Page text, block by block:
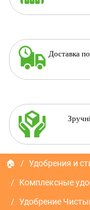
Доставка
Зручні
🏠
Удобрения и
Комплексные
Удобрение